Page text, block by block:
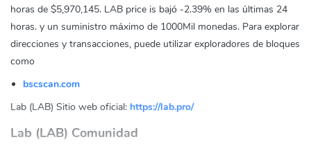
horas de $5,970,145. LAB price is bajó -2.39% en las últimas 24
horas. y un suministro máximo de 1000Mil monedas. Para explorar
direcciones y transacciones, puede utilizar exploradores de bloques
como
bscscan.com
Lab (LAB) Sitio web oficial: https://lab.pro/
Lab (LAB) Comunidad